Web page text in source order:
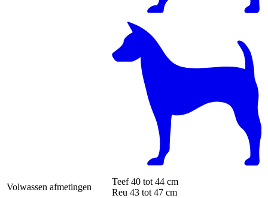
Volwassen afmetingen
Teef 40 tot 44 cm
Reu 43 tot 47 cm